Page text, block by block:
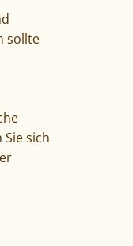
sollte
sich